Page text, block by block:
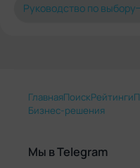
Руководство по выбору
ГлавнаяПоискРейтинги
Бизнес-решения
Мы в Telegram